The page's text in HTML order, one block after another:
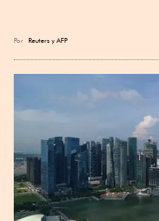
Por Reuters yAFP